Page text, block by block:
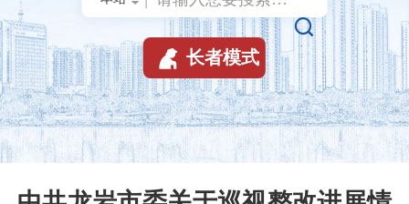

 长者模式